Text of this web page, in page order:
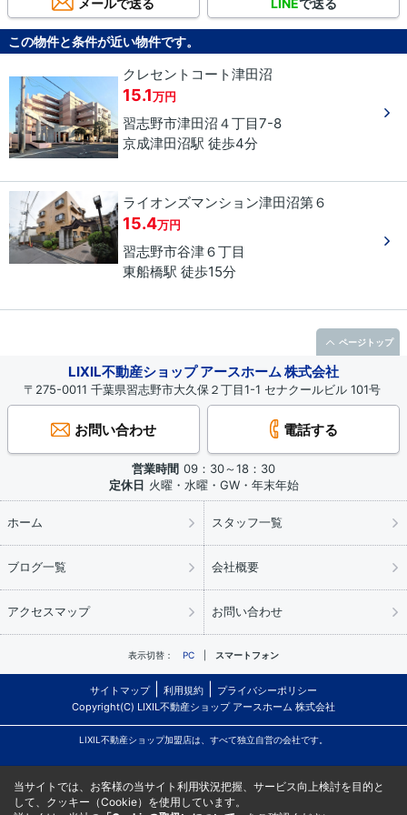
メールで送る LINEで送る
この物件と条件が近い物件です。
クレセントコート津田沼
15.1万円
習志野市津田沼 ４丁目7-8
京成津田沼駅 徒歩4分
ライオンズマンション津田沼第６
15.4万円
習志野市谷津６丁目
東船橋駅 徒歩15分
LIXIL不動産ショップ アースホーム 株式会社
〒275-0011 千葉県習志野市大久保２丁目1-1 セナクールビル 101号
お問い合わせ 電話する
営業時間 09：30～18：30
定休日 火曜・水曜・GW・年末年始
ホーム スタッフ一覧
ブログ一覧 会社概要
アクセスマップ お問い合わせ
表示切替： PC スマートフォン
サイトマップ 利用規約
プライバシーポリシー
Copyright(C) LIXIL不動産ショップ アースホーム 株式会社
LIXIL不動産ショップ加盟店は、すべて独立自営の会社です。
ページトップ
当サイトでは、お客様の当サイト利用状況把握、サービス向上検討を目的と
して、クッキー（Cookie）を使用しています。